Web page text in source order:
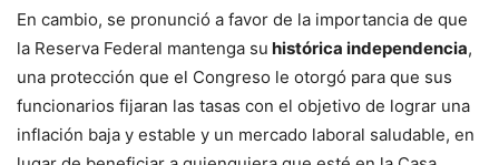
En cambio, se pronunció a favor de la importancia de que
la Reserva Federal mantenga su histórica independencia,
una protección que el Congreso le otorgó para que sus
funcionarios fijaran las tasas con el objetivo de lograr una
inflación baja y estable y un mercado laboral saludable, en